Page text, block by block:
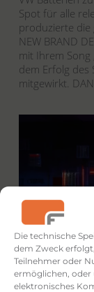
Die technische
dem Zweck
Teilnehmer oder
ermöglichen, oder
elektronisches
Spot für alle
produzierte die
NEW BRAND
mit Ihrem Song
dem Erfolg des
mitgewirkt.